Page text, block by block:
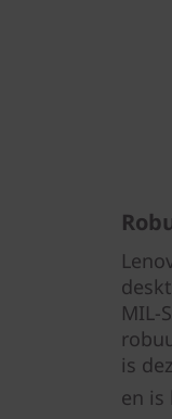
MIL-
is
en is